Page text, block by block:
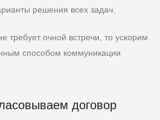
решения всех задач.
требует очной встречи, то ускорим
способом коммуникации
договор